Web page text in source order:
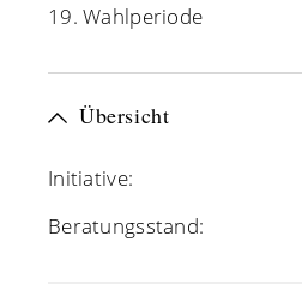
19. Wahlperiode
Übersicht
Initiative:
Beratungsstand: